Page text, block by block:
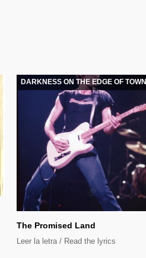
DARKNESS ON THE EDGE OF TOWN
The Promised Land
Leer la letra / Read the lyrics